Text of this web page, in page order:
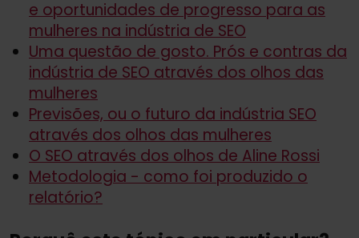
e oportunidades de progresso para as
mulheres na indústria de SEO
Uma questão de gosto. Prós e contras da
indústria de SEO através dos olhos das
mulheres
Previsões, ou o futuro da indústria SEO
através dos olhos das mulheres
O SEO através dos olhos de Aline Rossi
Metodologia - como foi produzido o
relatório?